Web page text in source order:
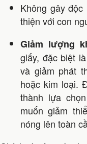
Không gây
thiện với con
Giảm lượng
giấy, đặc biệt
và giảm phát
hoặc kim loại.
thành lựa
muốn giảm
nóng lên toàn